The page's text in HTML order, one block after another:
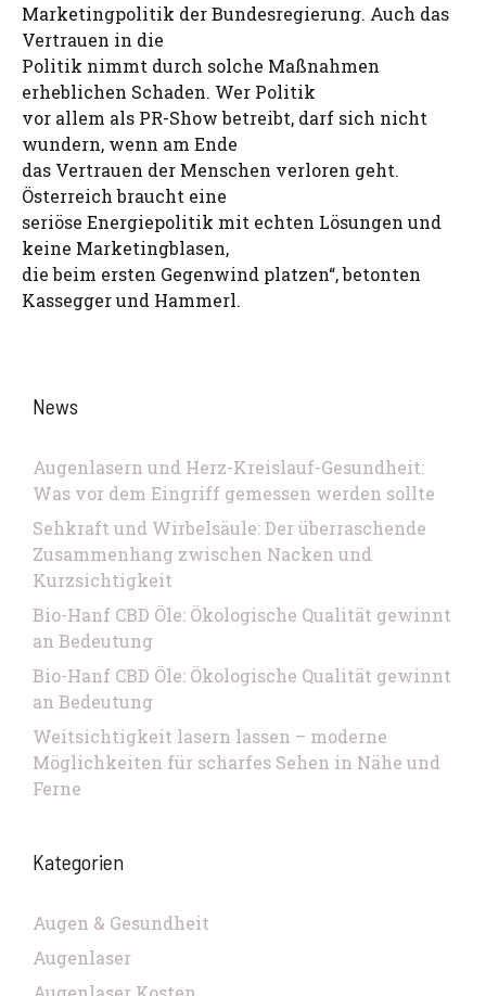
Marketingpolitik der Bundesregierung. Auch das
Vertrauen in die
Politik nimmt durch solche Maßnahmen
erheblichen Schaden. Wer Politik
vor allem als PR-Show betreibt, darf sich nicht
wundern, wenn am Ende
das Vertrauen der Menschen verloren geht.
Österreich braucht eine
seriöse Energiepolitik mit echten Lösungen und
keine Marketingblasen,
die beim ersten Gegenwind platzen“, betonten
Kassegger und Hammerl.
News
Augenlasern und Herz-Kreislauf-Gesundheit:
Was vor dem Eingriff gemessen werden sollte
Sehkraft und Wirbelsäule: Der überraschende
Zusammenhang zwischen Nacken und
Kurzsichtigkeit
Bio-Hanf CBD Öle: Ökologische Qualität gewinnt
an Bedeutung
Bio-Hanf CBD Öle: Ökologische Qualität gewinnt
an Bedeutung
Weitsichtigkeit lasern lassen – moderne
Möglichkeiten für scharfes Sehen in Nähe und
Ferne
Kategorien
Augen & Gesundheit
Augenlaser